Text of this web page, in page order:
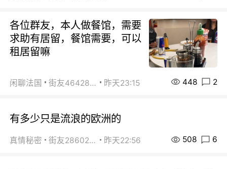
各位群友，本人做餐馆，需要
求助有居留，餐馆需要，可以
租居留嘛
闲聊法国 街友46428878 昨天23:15 448 2
有多少只是流浪的欧洲的
真情秘密 街友28602925 昨天22:56 508 6